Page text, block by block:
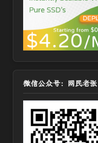
微信公众号：网民老张